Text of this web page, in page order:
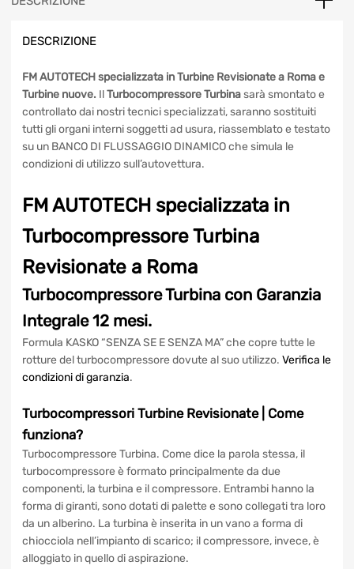
PEUGEOT
KW
FM AUTOTECH specializzata in Turbine Revisionate a Roma
e Turbine nuove.IlTurbocompressore Turbinasarà
smontato e controllato dai nostri tecnici specializzati,
saranno sostituiti tutti gli organi interni soggetti ad usura,
riassemblato e testato su un BANCO DI FLUSSAGGIO
sull’autovettura.
FM AUTOTECH specializzata in
Turbocompressore Turbina
Revisionate a Roma
Turbocompressore Turbina
Garanzia Integrale 12 mesi.
Formula KASKO “SENZA SE E SENZA MA” che copre tutte le
le condizioni di garanzia.
Turbocompressori Turbine Revisionate
| Come
funziona?
Turbocompressore Turbina. Come dice la parola stessa, il
turbocompressore è formato principalmente da due
componenti, la turbina e il compressore. Entrambi hanno la
forma di giranti, sono dotati di palette e sono collegati tra
loro da un alberino. La turbina è inserita in un vano a forma